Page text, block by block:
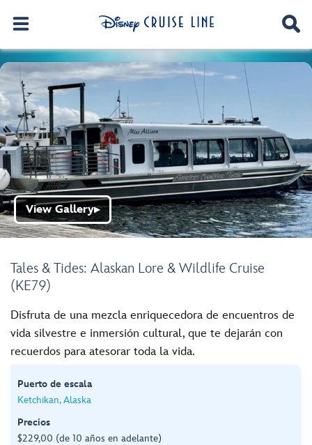
Tales & Tides: Alaskan Lore & Wildlife Cruise
(KE79)
View Gallery▶
Disfruta de una mezcla enriquecedora de encuentros de
vida silvestre e inmersión cultural, que te dejarán con
recuerdos para atesorar toda la vida.
Puerto de escala
Ketchikan, Alaska
Precios
$229,00 (de 10 años en adelante)